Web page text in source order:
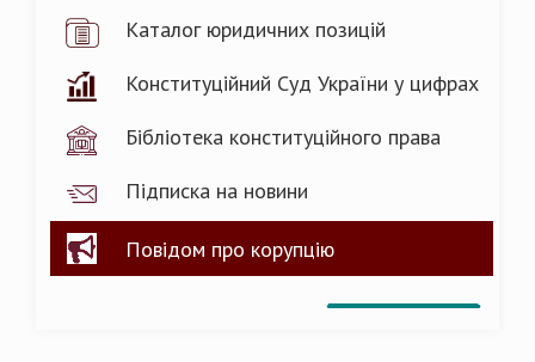
Каталог юридичних позицій
Конституційний Суд України у цифрах
Бібліотека конституційного права
Підписка на новини
Повідом про корупцію